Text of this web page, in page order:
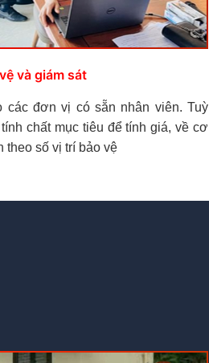
và giám sát
các đơn vị có sẵn nhân viên. Tuỳ
chất mục tiêu để tính giá, về cơ
theo số vị trí bảo vệ